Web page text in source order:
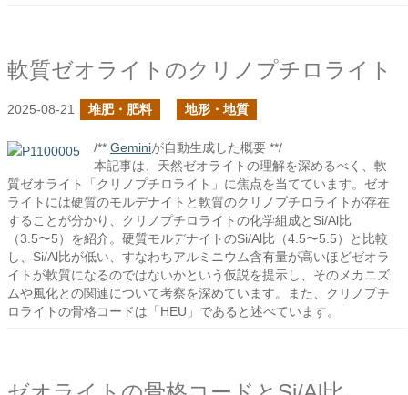
軟質ゼオライトのクリノプチロライト
2025-08-21 堆肥・肥料 地形・地質
/** Geminiが自動生成した概要 **/
本記事は、天然ゼオライトの理解を深めるべく、軟
質ゼオライト「クリノプチロライト」に焦点を当てています。ゼオ
ライトには硬質のモルデナイトと軟質のクリノプチロライトが存在
することが分かり、クリノプチロライトの化学組成とSi/Al比
（3.5〜5）を紹介。硬質モルデナイトのSi/Al比（4.5〜5.5）と比較
し、Si/Al比が低い、すなわちアルミニウム含有量が高いほどゼオラ
イトが軟質になるのではないかという仮説を提示し、そのメカニズ
ムや風化との関連について考察を深めています。また、クリノプチ
ロライトの骨格コードは「HEU」であると述べています。